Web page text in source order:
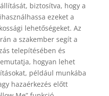
biztosítva, hogy a
ezeket a
lehetőségeket. Az
a szakember segít a
telepítésében és
hogyan lehet
például munkába
hazaérkezés előtt